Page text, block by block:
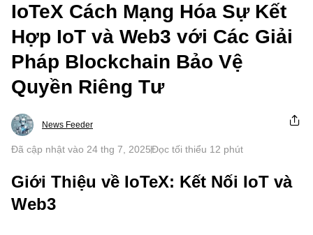
IoTeX Cách Mạng Hóa Sự Kết
Hợp IoT và Web3 với Các Giải
Pháp Blockchain Bảo Vệ
Quyền Riêng Tư
News Feeder
Đã cập nhật vào 24 thg 7, 2025Đọc tối thiểu 12 phút
Giới Thiệu về IoTeX: Kết Nối IoT và
Web3